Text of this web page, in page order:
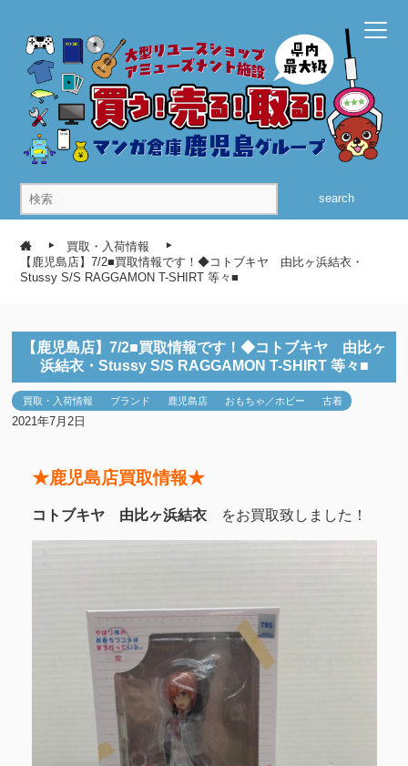
search
買取・入荷情報
【鹿児島店】7/2■買取情報です！◆コトブキヤ 由比ヶ浜結衣・
Stussy S/S RAGGAMON T-SHIRT 等々■
【鹿児島店】7/2■買取情報です！◆コトブキヤ 由比ヶ
浜結衣・Stussy S/S RAGGAMON T-SHIRT 等々■
買取・入荷情報 ブランド 鹿児島店 おもちゃ／ホビー 古着
2021年7月2日
★鹿児島店買取情報★
コトブキヤ 由比ヶ浜結衣をお買取致しました！